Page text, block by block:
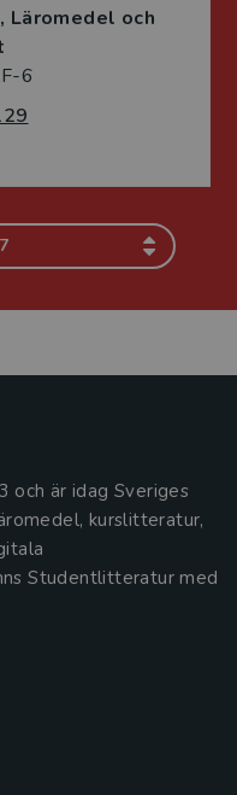
Läromedel och
6
och är idag Sveriges
kurslitteratur,
Studentlitteratur med